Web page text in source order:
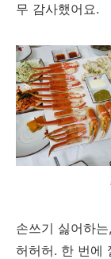
무 감사했어요.
손쓰기 싫어하
허허허. 한 번에